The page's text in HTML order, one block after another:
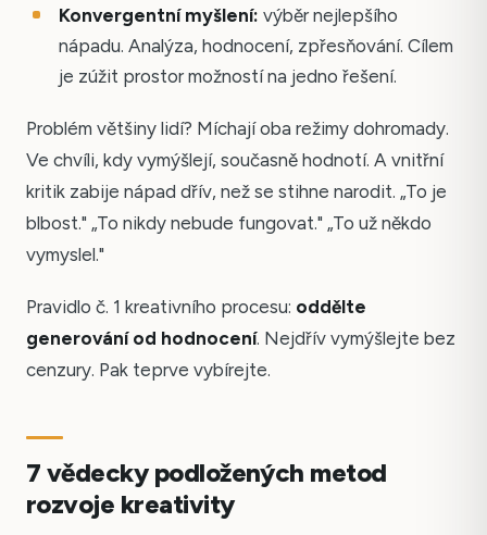
Konvergentní myšlení: výběr nejlepšího
nápadu. Analýza, hodnocení, zpřesňování. Cílem
je zúžit prostor možností na jedno řešení.
Problém většiny lidí? Míchají oba režimy dohromady.
Ve chvíli, kdy vymýšlejí, současně hodnotí. A vnitřní
kritik zabije nápad dřív, než se stihne narodit. „To je
blbost." „To nikdy nebude fungovat." „To už někdo
vymyslel."
Pravidlo č. 1 kreativního procesu: oddělte
generování od hodnocení. Nejdřív vymýšlejte bez
cenzury. Pak teprve vybírejte.
7 vědecky podložených metod
rozvoje kreativity